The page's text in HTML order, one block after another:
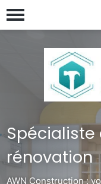
rénovation
AWN Construction :